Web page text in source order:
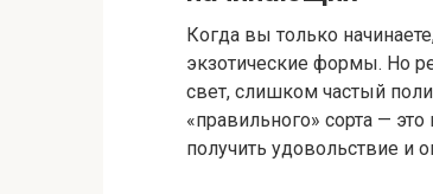
Когда вы только
экзотические формы. Но
свет, слишком частый
«правильного» сорта —
получить удовольствие и